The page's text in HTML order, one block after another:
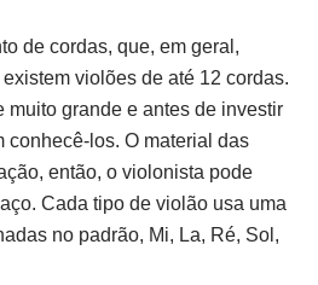
de cordas, que, em geral,
violões de até 12 cordas.
muito grande e antes de investir
conhecê-los. O material das
então, o violonista pode
Cada tipo de violão usa uma
no padrão, Mi, La, Ré, Sol,